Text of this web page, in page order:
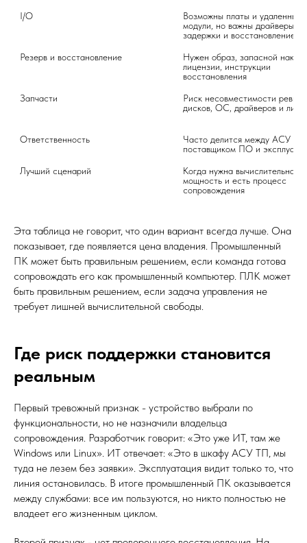
I/O
Возможны платы и удаленные
модули, но важны драйверы,
задержки и восстановление
Резерв и восстановление
Нужен образ, запасной
лицензии, инструкции
восстановления
Запчасти
Риск несовместимости
дисков, ОС, драйверов и
Ответственность
Часто делится между АСУ
поставщиком ПО и
Лучший сценарий
Когда нужна вычислительная
мощность и есть процесс
сопровождения
Эта таблица не говорит, что один вариант всегда лучше. Она
показывает, где появляется цена владения. Промышленный
ПК может быть правильным решением, если команда готова
сопровождать его как промышленный компьютер. ПЛК может
быть правильным решением, если задача управления не
требует лишней вычислительной свободы.
Где риск поддержки становится
реальным
Первый тревожный признак - устройство выбрали по
функциональности, но не назначили владельца
сопровождения. Разработчик говорит: «Это уже ИТ, там же
Windows или Linux». ИТ отвечает: «Это в шкафу АСУ ТП, мы
туда не лезем без заявки». Эксплуатация видит только то, что
линия остановилась. В итоге промышленный ПК оказывается
между службами: все им пользуются, но никто полностью не
владеет его жизненным циклом.